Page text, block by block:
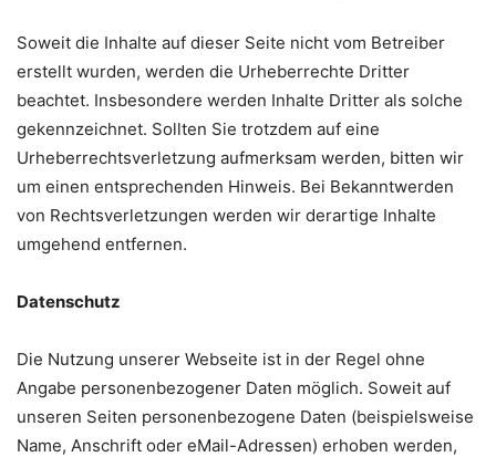
Soweit die Inhalte auf dieser Seite nicht vom Betreiber
erstellt wurden, werden die Urheberrechte Dritter
beachtet. Insbesondere werden Inhalte Dritter als solche
gekennzeichnet. Sollten Sie trotzdem auf eine
Urheberrechtsverletzung aufmerksam werden, bitten wir
um einen entsprechenden Hinweis. Bei Bekanntwerden
von Rechtsverletzungen werden wir derartige Inhalte
umgehend entfernen.
Datenschutz
Die Nutzung unserer Webseite ist in der Regel ohne
Angabe personenbezogener Daten möglich. Soweit auf
unseren Seiten personenbezogene Daten (beispielsweise
Name, Anschrift oder eMail-Adressen) erhoben werden,